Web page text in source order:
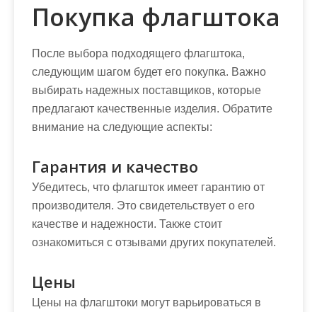
Покупка флагштока
После выбора подходящего флагштока,
следующим шагом будет его покупка. Важно
выбирать надежных поставщиков, которые
предлагают качественные изделия. Обратите
внимание на следующие аспекты:
Гарантия и качество
Убедитесь, что флагшток имеет гарантию от
производителя. Это свидетельствует о его
качестве и надежности. Также стоит
ознакомиться с отзывами других покупателей.
Цены
Цены на флагштоки могут варьироваться в